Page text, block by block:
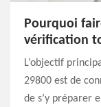
Pourquoi
vérification
L’objectif
29800 est de
de s’y préparer